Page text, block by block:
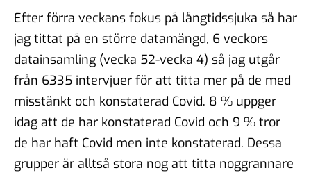
Efter förra veckans fokus på långtidssjuka så har
jag tittat på en större datamängd, 6 veckors
datainsamling (vecka 52-vecka 4) så jag utgår
från 6335 intervjuer för att titta mer på de med
misstänkt och konstaterad Covid. 8 % uppger
idag att de har konstaterad Covid och 9 % tror
de har haft Covid men inte konstaterad. Dessa
grupper är alltså stora nog att titta noggrannare